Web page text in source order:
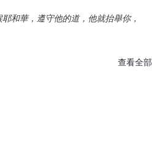
耶和華，遵守他的道，他就抬舉你，
查看全部